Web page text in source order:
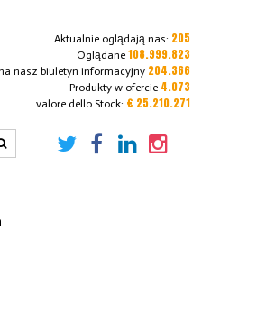
Aktualnie oglądają nas: 205
Oglądane 108.999.823
nasz biuletyn informacyjny 204.366
Produkty w ofercie 4.073
valore dello Stock: € 25.210.271